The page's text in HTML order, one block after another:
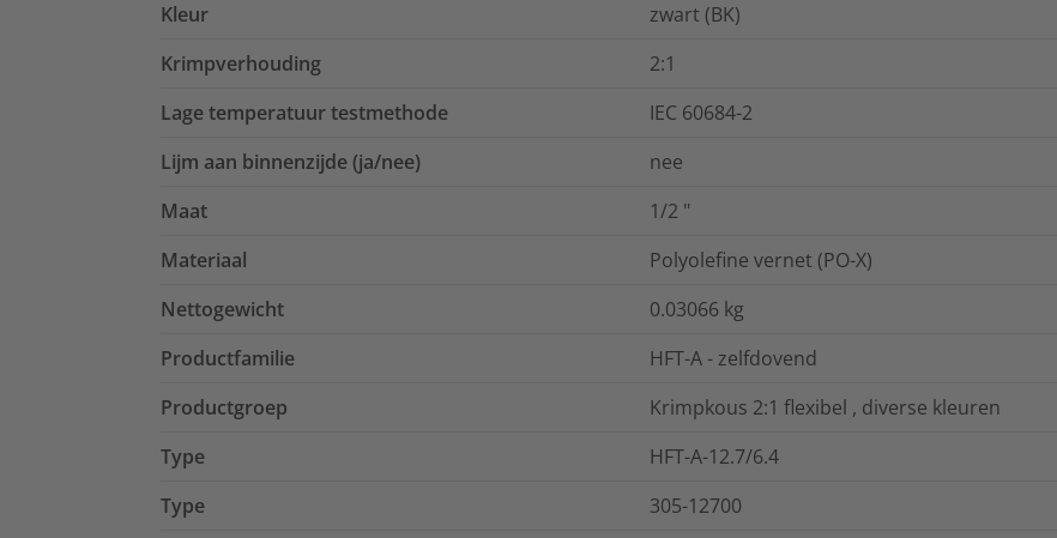
Kleur
zwart (BK)
Krimpverhouding
2:1
Lage temperatuur testmethode
IEC 60684-2
Lijm aan binnenzijde (ja/nee)
nee
Maat
1/2 "
Materiaal
Polyolefine vernet (PO-X)
Nettogewicht
0.03066 kg
Productfamilie
HFT-A - zelfdovend
Productgroep
Krimpkous 2:1 flexibel , diverse kleuren
Type
HFT-A-12.7/6.4
Type
305-12700